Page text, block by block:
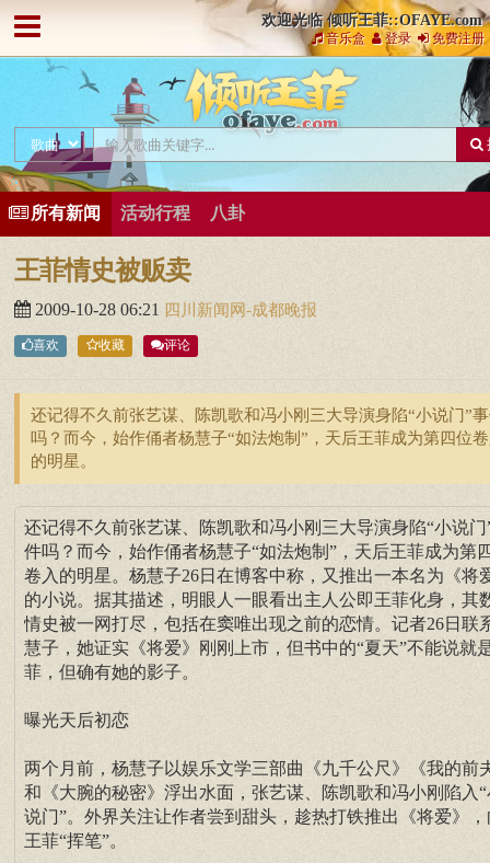
欢迎光临 倾听王菲::OFAYE.com
音乐盒 登录 免费注册
所有新闻 活动行程 八卦
王菲情史被贩卖
2009-10-28 06:21 四川新闻网-成都晚报
喜欢 收藏 评论
还记得不久前张艺谋、陈凯歌和冯小刚三大导演身陷“小说门”
吗？而今，始作俑者杨慧子“如法炮制”，天后王菲成为第四位
的明星。
还记得不久前张艺谋、陈凯歌和冯小刚三大导演身陷“小说门
件吗？而今，始作俑者杨慧子“如法炮制”，天后王菲成为第
卷入的明星。杨慧子26日在博客中称，又推出一本名为《将
的小说。据其描述，明眼人一眼看出主人公即王菲化身，其
情史被一网打尽，包括在窦唯出现之前的恋情。记者26日联
慧子，她证实《将爱》刚刚上市，但书中的“夏天”不能说就
菲，但确有她的影子。
曝光天后初恋
两个月前，杨慧子以娱乐文学三部曲《九千公尺》《我的前
和《大腕的秘密》浮出水面，张艺谋、陈凯歌和冯小刚陷入“
说门”。外界关注让作者尝到甜头，趁热打铁推出《将爱》，
王菲“挥笔”。